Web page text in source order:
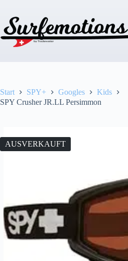
springen
Start SPY+ Googles
Kids
SPY Crusher JR.LL Persimmon
AUSVERKAUFT